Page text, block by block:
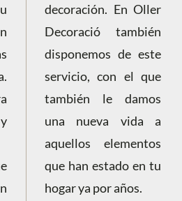
decoración. En Oller
Decoració también
disponemos de este
servicio, con el que
también le damos
una nueva vida a
aquellos elementos
que han estado en tu
hogar ya por años.